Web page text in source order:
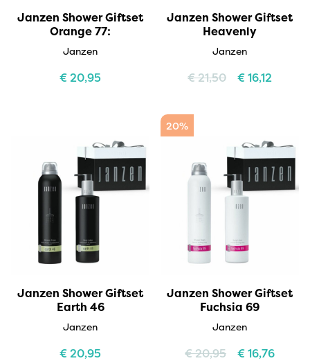
Janzen Shower Giftset
Orange 77:
Janzen
€20,95
Janzen Shower Giftset
Heavenly
Janzen
€21,50 €16,12
Janzen Shower Giftset
Earth 46
Janzen
€20,95
Janzen Shower Giftset
Fuchsia 69
Janzen
€20,95 €16,76
20%